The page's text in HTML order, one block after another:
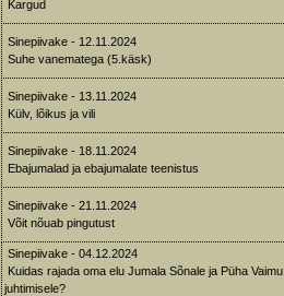
Kargud
Sinepiivake - 12.11.2024
Suhe vanematega (5.käsk)
Sinepiivake - 13.11.2024
Külv, lõikus ja vili
Sinepiivake - 18.11.2024
Ebajumalad ja ebajumalate teenistus
Sinepiivake - 21.11.2024
Võit nõuab pingutust
Sinepiivake - 04.12.2024
Kuidas rajada oma elu Jumala Sõnale ja Püha Vaimu
juhtimisele?